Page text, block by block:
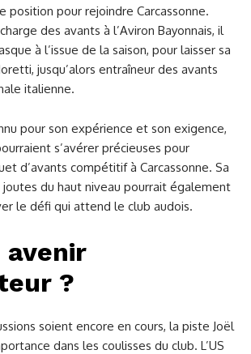
position pour rejoindre Carcassonne.
des avants à l’Aviron Bayonnais, il
à l’issue de la saison, pour laisser sa
jusqu’alors entraîneur des avants
italienne.
pour son expérience et son exigence,
s’avérer précieuses pour
d’avants compétitif à Carcassonne. Sa
joutes du haut niveau pourrait également
le défi qui attend le club audois.
avenir
?
soient encore en cours, la piste Joël
dans les coulisses du club. L’US